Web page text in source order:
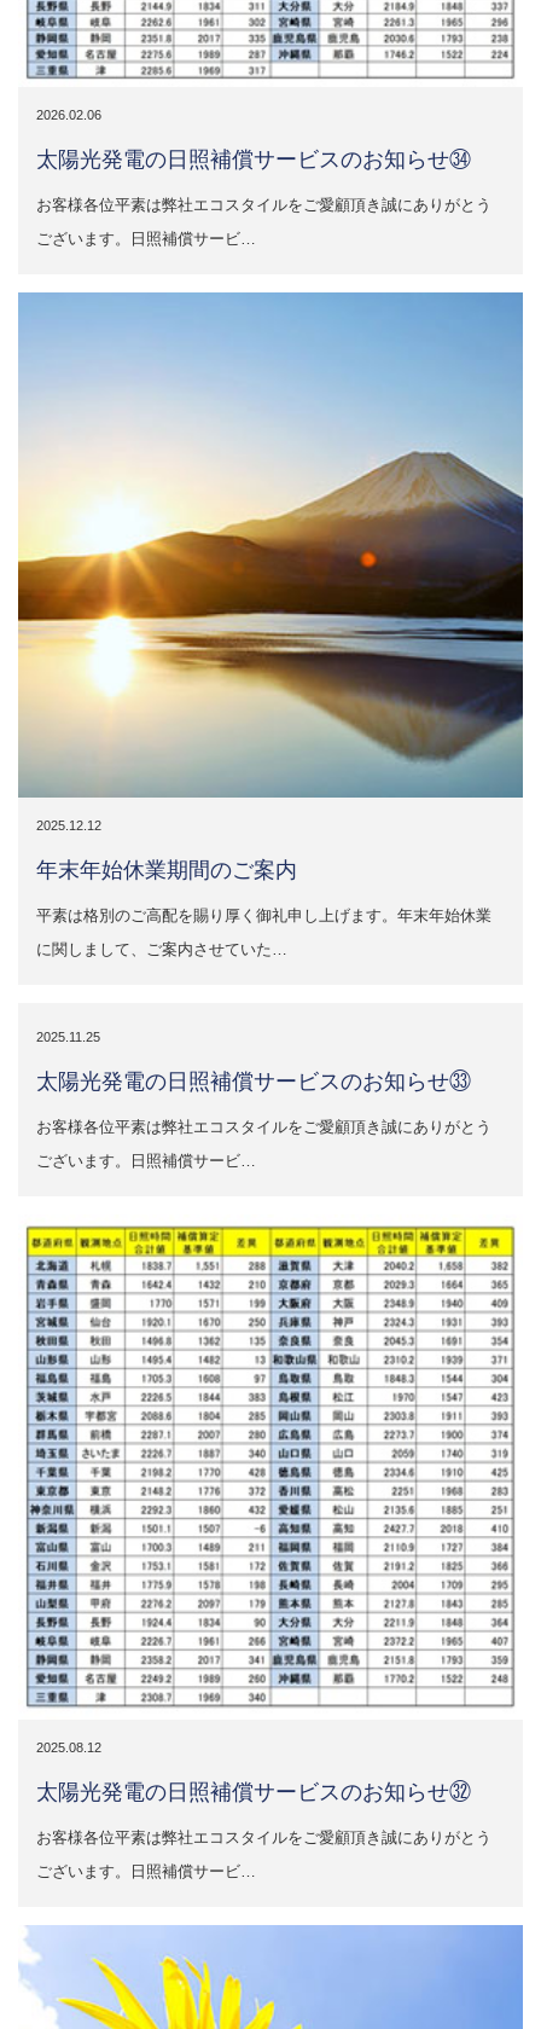
2026.02.06
太陽光発電の日照補償サービスのお知らせ㉞
お客様各位平素は弊社エコスタイルをご愛顧頂き誠にありがとう
ございます。日照補償サービ…
2025.12.12
年末年始休業期間のご案内
平素は格別のご高配を賜り厚く御礼申し上げます。年末年始休業
に関しまして、ご案内させていた…
2025.11.25
太陽光発電の日照補償サービスのお知らせ㉝
お客様各位平素は弊社エコスタイルをご愛顧頂き誠にありがとう
ございます。日照補償サービ…
2025.08.12
太陽光発電の日照補償サービスのお知らせ㉜
お客様各位平素は弊社エコスタイルをご愛顧頂き誠にありがとう
ございます。日照補償サービ…